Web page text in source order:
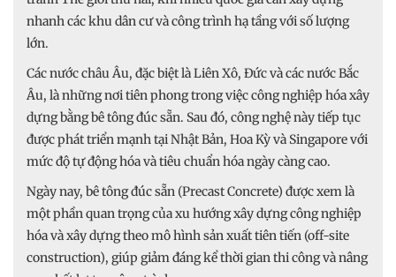
nhanh các khu dân cư và công trình hạ tầng với số lượng
lớn.
Các nước châu Âu, đặc biệt là Liên Xô, Đức và các nước Bắc
Âu, là những nơi tiên phong trong việc công nghiệp hóa xây
dựng bằng bê tông đúc sẵn. Sau đó, công nghệ này tiếp tục
được phát triển mạnh tại Nhật Bản, Hoa Kỳ và Singapore với
mức độ tự động hóa và tiêu chuẩn hóa ngày càng cao.
Ngày nay, bê tông đúc sẵn (Precast Concrete) được xem là
một phần quan trọng của xu hướng xây dựng công nghiệp
hóa và xây dựng theo mô hình sản xuất tiên tiến (off-site
construction), giúp giảm đáng kể thời gian thi công và nâng